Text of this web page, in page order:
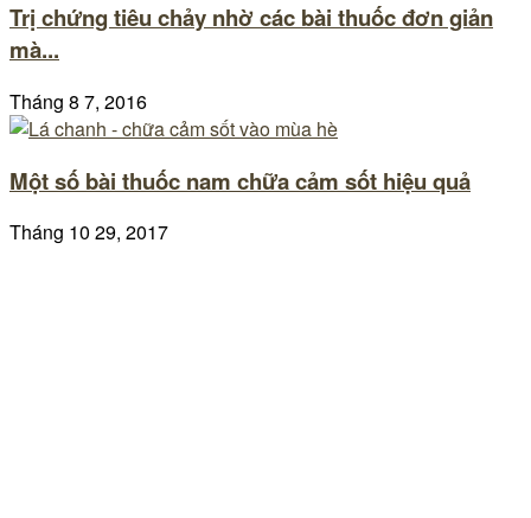
Trị chứng tiêu chảy nhờ các bài thuốc đơn giản
mà...
Tháng 8 7, 2016
Một số bài thuốc nam chữa cảm sốt hiệu quả
Tháng 10 29, 2017